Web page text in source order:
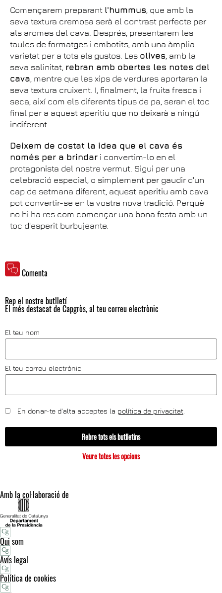
Començarem preparant l'hummus , que amb la
seva textura cremosa serà el contrast perfecte per
als aromes del cava. Després, presentarem les
taules de formatges i embotits, amb una àmplia
varietat per a tots els gustos. Les olives , amb la
seva salinitat, rebran amb obertes les notes del
cava , mentre que les xips de verdures aportaran la
seva textura cruixent. I, finalment, la fruita fresca i
seca, així com els diferents tipus de pa, seran el toc
final per a aquest aperitiu que no deixarà a ningú
indiferent.
Deixem de costat la idea que el cava és
només per a brindar i convertim-lo en el
protagonista del nostre vermut. Sigui per una
celebració especial, o simplement per gaudir d'un
cap de setmana diferent, aquest aperitiu amb cava
pot convertir-se en la vostra nova tradició. Perquè
no hi ha res com començar una bona festa amb un
toc d'esperit burbujeante.
Comenta
Rep el nostre butlletí
El més destacat de Capgròs, al teu correu electrònic
El teu nom
El teu correu electrònic
En donar-te d'alta acceptes la política de privacitat
Rebre tots els butlletins
Veure totes les opcions
Amb la col·laboració de
Qui som
Avís legal
Política de cookies